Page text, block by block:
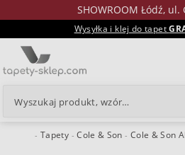
SHOWROOM Łódź, ul.
Wysyłka i klej do tapet
24H Tapety Cole & Son Cole & Son